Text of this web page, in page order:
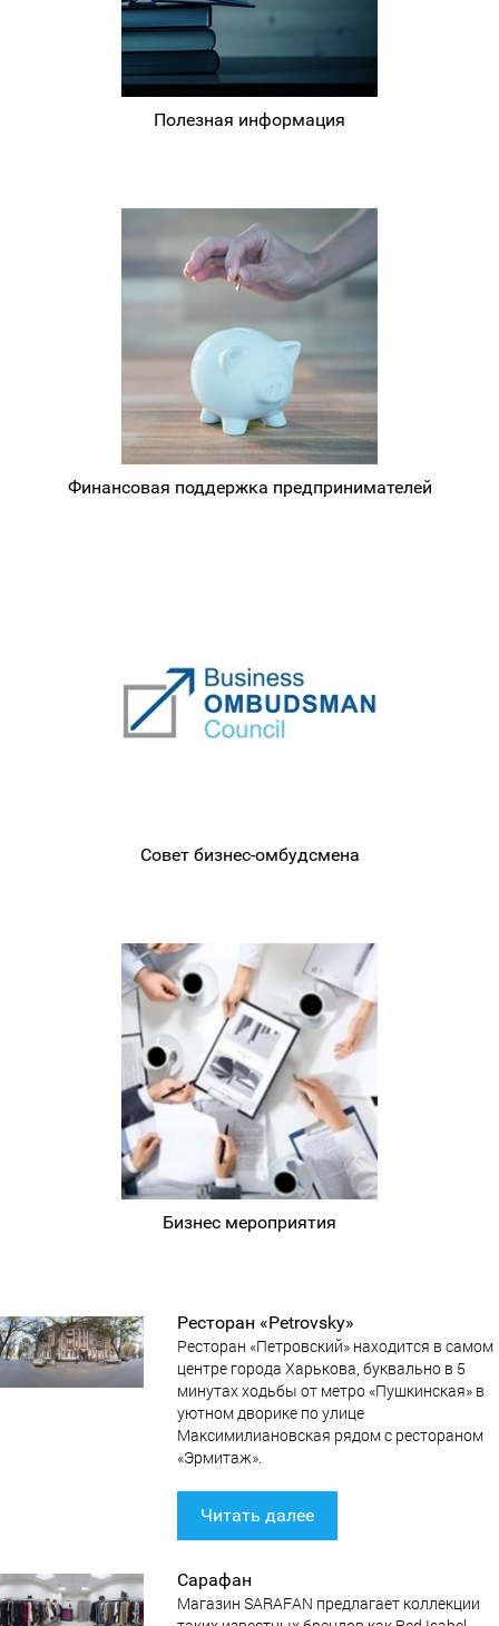
Полезная информация
Финансовая поддержка предпринимателей
Совет бизнес-омбудсмена
Бизнес мероприятия
Ресторан «Petrovsky»
Ресторан «Петровский» находится в самом
центре города Харькова, буквально в 5
минутах ходьбы от метро «Пушкинская» в
уютном дворике по улице
Максимилиановская рядом с рестораном
«Эрмитаж».
Читать далее
Сарафан
Магазин SARAFAN предлагает коллекции